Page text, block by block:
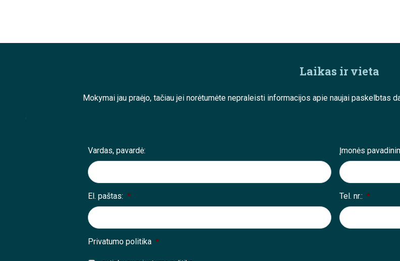
Laikas ir vieta
Mokymai jau praėjo, tačiau jei norėtumėte nepraleisti informacijos apie naujai paskelbtas
;
Vardas, pavardė: Įmonės
El. paštas: * Tel. nr.: *
Privatumo politika *